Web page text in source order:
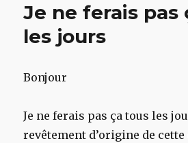
Je ne ferais pas
les jours
Bonjour
Je ne ferais pas ça tous les
revêtement d’origine de